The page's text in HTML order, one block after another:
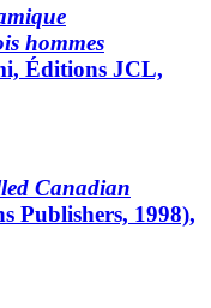
hommes
Éditions JCL,
Canadian
Publishers, 1998),